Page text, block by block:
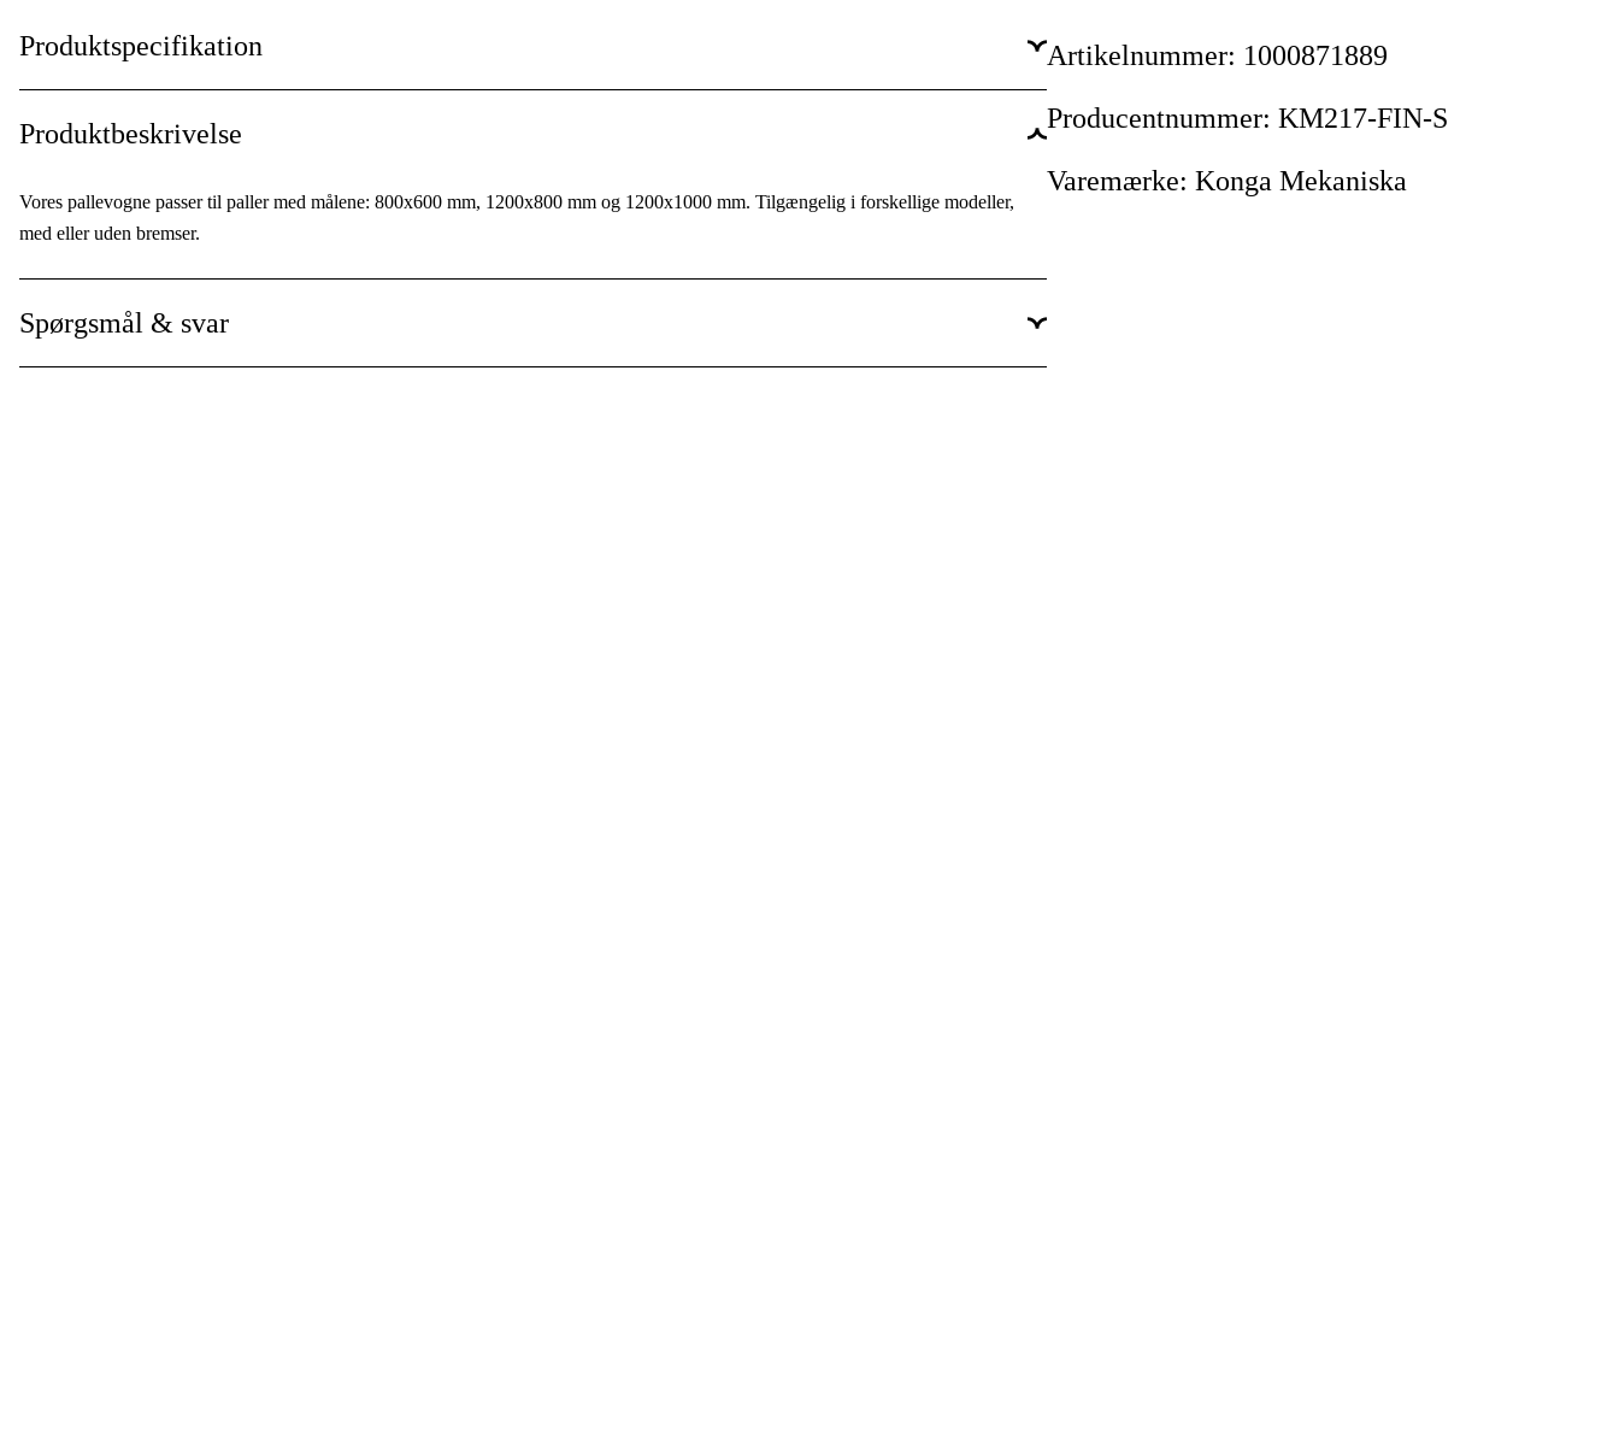
Produktspecifikation
Højde
30.5 cm
Længde
Produktbeskrivelse
Vores pallevogne passer til paller med målene: 800x600 mm, 1200x800 mm og 1200x1000 mm. Tilgængelig i forskellige modeller,
med eller uden bremser.
Spørgsmål & svar
Artikelnummer: 1000871889
Producentnummer: KM217-FIN-S
Varemærke: Konga Mekaniska